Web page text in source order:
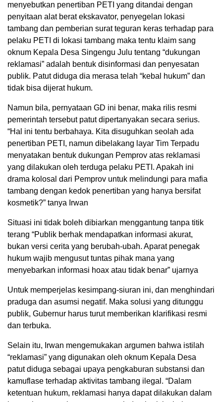
menyebutkan penertiban PETI yang ditandai dengan
penyitaan alat berat ekskavator, penyegelan lokasi
tambang dan pemberian surat teguran keras terhadap para
pelaku PETI di lokasi tambang maka tentu klaim sang
oknum Kepala Desa Singengu Julu tentang “dukungan
reklamasi” adalah bentuk disinformasi dan penyesatan
publik. Patut diduga dia merasa telah “kebal hukum” dan
tidak bisa dijerat hukum.
Namun bila, pernyataan GD ini benar, maka rilis resmi
pemerintah tersebut patut dipertanyakan secara serius.
“Hal ini tentu berbahaya. Kita disuguhkan seolah ada
penertiban PETI, namun dibelakang layar Tim Terpadu
menyatakan bentuk dukungan Pemprov atas reklamasi
yang dilakukan oleh terduga pelaku PETI. Apakah ini
drama kolosal dari Pemprov untuk melindungi para mafia
tambang dengan kedok penertiban yang hanya bersifat
kosmetik?” tanya Irwan
Situasi ini tidak boleh dibiarkan menggantung tanpa titik
terang “Publik berhak mendapatkan informasi akurat,
bukan versi cerita yang berubah-ubah. Aparat penegak
hukum wajib mengusut tuntas pihak mana yang
menyebarkan informasi hoax atau tidak benar” ujarnya
Untuk memperjelas kesimpang-siuran ini, dan menghindari
praduga dan asumsi negatif. Maka solusi yang ditunggu
publik, Gubernur harus turut memberikan klarifikasi resmi
dan terbuka.
Selain itu, Irwan mengemukakan argumen bahwa istilah
“reklamasi” yang digunakan oleh oknum Kepala Desa
patut diduga sebagai upaya pengkaburan substansi dan
kamuflase terhadap aktivitas tambang ilegal. “Dalam
ketentuan hukum, reklamasi hanya dapat dilakukan dalam